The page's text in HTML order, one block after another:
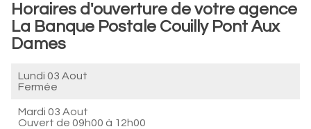
Horaires d'ouverture de votre agence
La Banque Postale Couilly Pont Aux
Dames
Lundi 03 Aout
Fermée
Mardi 03 Aout
Ouvert de 09h00 à 12h00